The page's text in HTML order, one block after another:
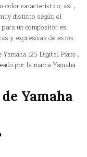
color característico; así ,
distinto según el
un compositor es
y expresivas de estos.
125 Digital Piano ,
por la marca Yamaha
Yamaha